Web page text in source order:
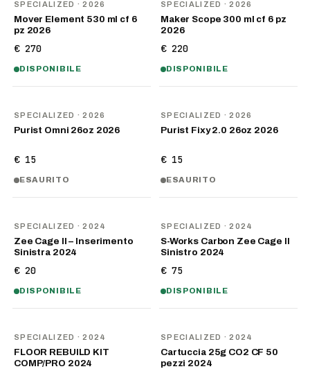
SPECIALIZED · 2026
Mover Element 530 ml cf 6
pz 2026
€ 270
DISPONIBILE
SPECIALIZED · 2026
Maker Scope 300 ml cf 6 pz
2026
€ 220
DISPONIBILE
SPECIALIZED · 2026
Purist Omni 26oz 2026
€ 15
ESAURITO
SPECIALIZED · 2026
Purist Fixy 2.0 26oz 2026
€ 15
ESAURITO
SPECIALIZED · 2024
Zee Cage II – Inserimento
Sinistra 2024
€ 20
DISPONIBILE
SPECIALIZED · 2024
S-Works Carbon Zee Cage II
Sinistro 2024
€ 75
DISPONIBILE
SPECIALIZED · 2024
FLOOR REBUILD KIT
COMP/PRO 2024
SPECIALIZED · 2024
Cartuccia 25g CO2 CF 50
pezzi 2024